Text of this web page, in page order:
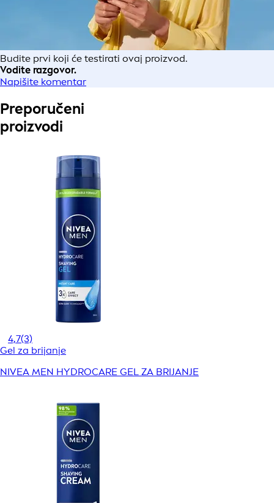
Budite prvi koji će testirati ovaj proizvod.
Vodite razgovor.
Napišite komentar
Preporučeni
proizvodi
4,7(3)
Gel za brijanje
NIVEA MEN HYDROCARE GEL ZA BRIJANJE